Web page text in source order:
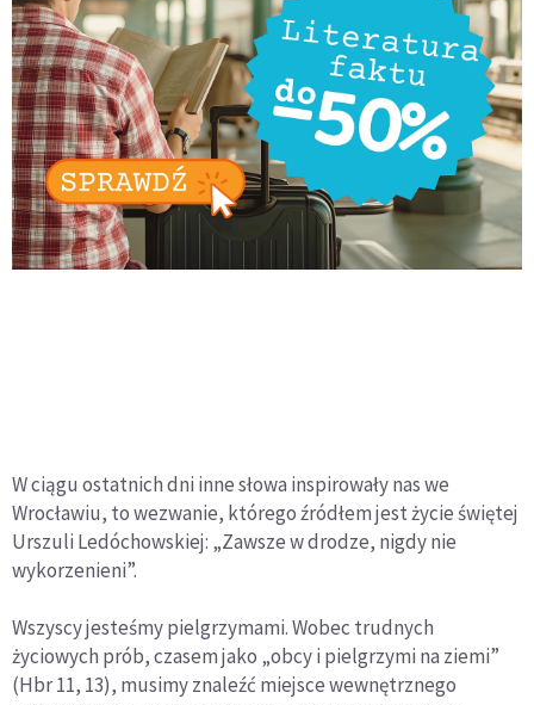
W ciągu ostatnich dni inne słowa inspirowały nas we
Wrocławiu, to wezwanie, którego źródłem jest życie świętej
Urszuli Ledóchowskiej: „Zawsze w drodze, nigdy nie
wykorzenieni”.
Wszyscy jesteśmy pielgrzymami. Wobec trudnych
życiowych prób, czasem jako „obcy i pielgrzymi na ziemi”
(Hbr 11, 13), musimy znaleźć miejsce wewnętrznego